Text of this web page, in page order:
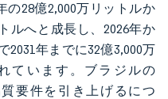
の28億2,000万リットルか
ルへと成長し、2026年か
2031年までに32億3,000万
ています。ブラジルの
質要件を引き上げるにつ